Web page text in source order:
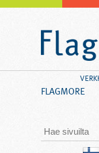
FLAGMORE